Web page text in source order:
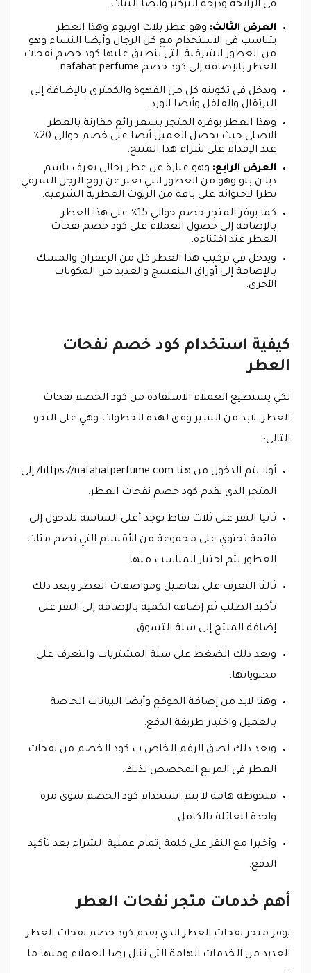
في الرائحة ودرجة التركيز وأيضا الثبات.
العرض الثالث: وهو عطر بلاك اوبيوم وهذا العطر
يتناسب في الاستخدام مع كل الرجال وأيضا النساء وهو
من العطور الشرقية التي ينطبق عليها كود خصم نفحات
العطر بالإضافة إلى كود خصم nafahat perfume.
ويدخل في تكوينه كل من القهوة والكمثري بالإضافة إلى
البرتقال والفلفل وأيضا الورد.
وهذا العطر يوفره المتجر بسعر رائع مقارنة بالعطر
الاصلي حيث يحصل العميل أيضا على خصم حوالي 20٪
عند الإقدام على شراء هذا المنتج.
العرض الرابع: وهو عبارة عن عطر رجالي يعرف باسم
ديلان بلو وهو من العطور التي تعبر عن روح الرجل الشرقي
نظرا لاحتوائه على باقة من الزيوت العطرية الشرقية.
كما يوفر المتجر خصم حوالي 15٪ على هذا العطر
بالإضافة إلى حصول العملاء على كود خصم نفحات
العطر عند اقتناءه.
ويدخل في تركيب هذا العطر كل من الزعفران والمسك
بالإضافة إلى أوراق البنفسج والعديد من المكونات
الأخرى.
كيفية استخدام كود خصم نفحات
العطر
لكي يستطيع العملاء الاستفادة من كود الخصم نفحات
العطر، لابد من السير وفق لهذه الخطوات وهي على النحو
التالي:
أولا يتم الدخول من هنا https://nafahatperfume.com/ إلى
المتجر الذي يقدم كود خصم نفحات العطر.
ثانيا النقر على ثلاث نقاط توجد أعلى الشاشة للدخول إلى
قائمة تحتوي على مجموعة من الأقسام التي تضم مئات
العطور يتم اختيار المناسب منها.
ثالثا التعرف على تفاصيل ومواصفات العطر وبعد ذلك
تأكيد الطلب ثم إضافة الكمية بالإضافة إلى النقر على
إضافة المنتج إلى سلة التسوق.
وبعد ذلك الضغط على سلة المشتريات والتعرف على
محتوياتها.
وهنا لابد من إضافة الموقع وأيضا البيانات الخاصة
بالعميل واختيار طريقة الدفع.
وبعد ذلك لصق الرقم الخاص ب كود الخصم من نفحات
العطر في المربع المخصص لذلك.
ملحوظة هامة لا يتم استخدام كود الخصم سوى مرة
واحدة للعائلة بالكامل.
وأخيرا مع النقر على كلمة إتمام عملية الشراء بعد تأكيد
الدفع.
أهم خدمات متجر نفحات العطر
يوفر متجر نفحات العطر الذي يقدم كود خصم نفحات العطر
العديد من الخدمات الهامة التي تنال رضا العملاء ومنها ما